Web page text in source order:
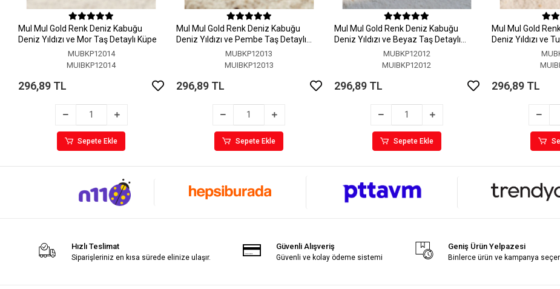
MuI MuI Gold Renk Deniz Kabuğu
Deniz Yıldızı ve Mor Taş Detaylı Küpe
MUBKP12014
MUIBKP12014
296,89 TL
Sepete Ekle
MuI MuI Gold Renk Deniz Kabuğu
Deniz Yıldızı ve Pembe Taş Detaylı
MUBKP12013
MUIBKP12013
296,89 TL
Sepete Ekle
MuI MuI Gold Renk Deniz Kabuğu
Deniz Yıldızı ve Beyaz Taş Detaylı
MUBKP12012
MUIBKP12012
296,89 TL
Sepete Ekle
MuI MuI Gold
Deniz Yıldızı ve
296,89 TL
Hızlı Teslimat
Siparişleriniz en kısa sürede elinize ulaşır.
Güvenli Alışveriş
Güvenli ve kolay ödeme sistemi
Geniş Ürün Yelpazesi
Binlerce ürün ve kampanya